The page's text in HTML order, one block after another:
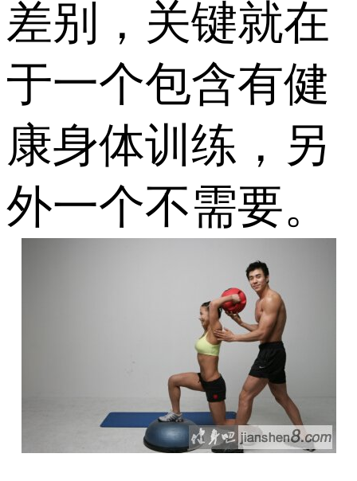
差别，关键就在
于一个包含有健
康身体训练，另
外一个不需要。